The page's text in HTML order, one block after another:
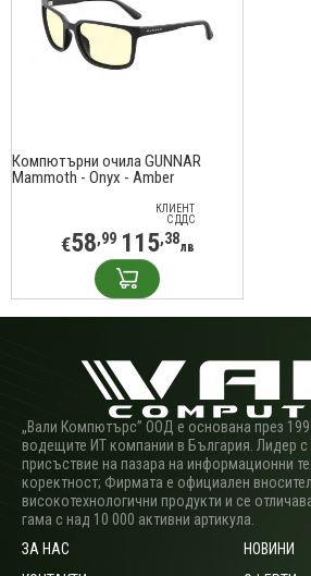
Компютърни очила GUNNAR
Mammoth - Onyx - Amber
КЛИЕНТ
С ДДС
€58,99 115,38лв
„Вали Компютърс” ООД е основана през
водещите ИТ компании в България. Лидер
присъствие на пазара на информационни
коректност; Фирмата е официален
високотехнологични продукти и се
гама с над 10 000 активни артикула.
ЗА НАС
НОВИНИ